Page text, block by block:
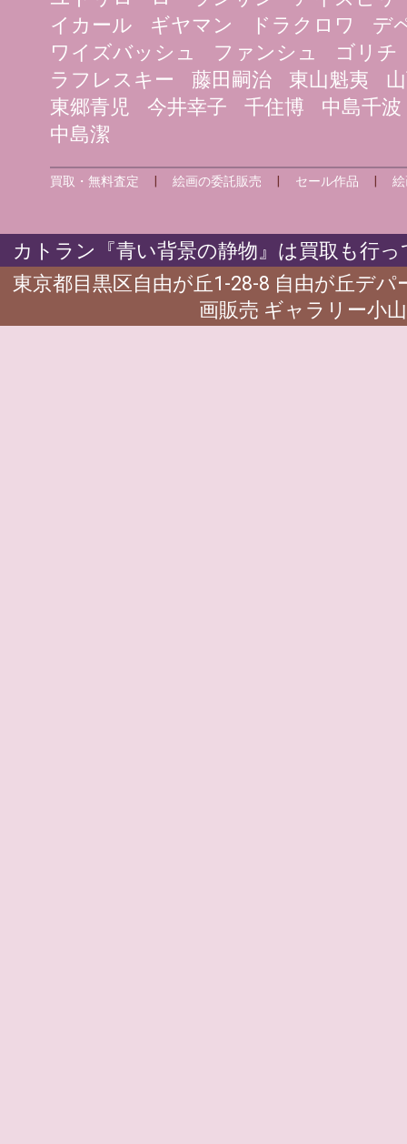
イカール
ギヤマン ドラクロワ
デ
ワイズバッシュ
ファンシュ
ゴリチ
ラフレスキー
藤田嗣治 東山魁夷
東郷青児
今井幸子 千住博
中島千波
中島潔
買取・無料査定 |絵画の委託販売 セール作品 |
カトラン『青い背景の静物』は買取も行
東京都目黒区自由が丘1-28-8 自由が丘デ
画販売 ギャラリー小